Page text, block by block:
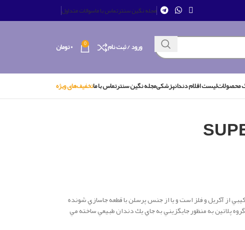
مجله نگین سنترتماس با ماسوالات متداول
ورود / ثبت نام 0 ۰تومان
محصولاتلیست اقلام دندانپزشکیمجله نگین سنترتماس با ماتخفیف‌های ویژه
از آكريل و فلز است و يا از جنس پرسلن با قطعه جاسازي شونده
75 درصد يا بيشتر طلا و فلزهاي گروه پلاتين به منظور جايگزيني به جاي يك دندان طبيعي ساخته مي